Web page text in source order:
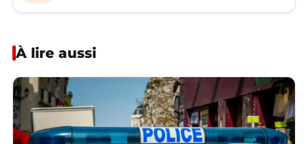
À lire aussi